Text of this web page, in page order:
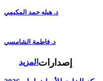
د. هيله حمد المكيمي
د. فاطمة الشامسي
المزيد إصدارات